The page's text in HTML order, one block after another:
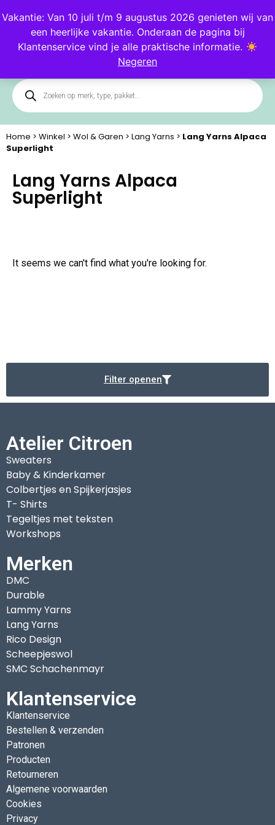
Vakantie: Van 10 juli t/m 9 augustus 2026 genieten wij van
een heerlijke vakantie. Onderaan de pagina bij
Klantenservice vind je alle praktische informatie.
Negeren
BlogKlantenservice
Home > Winkel > Wol & Garen > Lang Yarns > Lang Yarns Alpaca
Superlight
Lang Yarns Alpaca
Superlight
It seems we can't find what you're looking for.
Filter openen
Atelier Citroen
Sweaters
Baby & Kinderkamer
Colbertjes en Spijkerjasjes
T- Shirts
Tegeltjes met teksten
Workshops
Merken
DMC
Durable
Lammy Yarns
Lang Yarns
Rico Design
Scheepjeswol
SMC Schachenmayr
Klantenservice
Klantenservice
Bestellen & verzenden
Patronen
Producten
Retourneren
Algemene voorwaarden
Cookies
Privacy